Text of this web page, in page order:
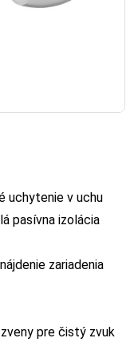
uchytenie v uchu
pasívna izolácia
zariadenia
pre čistý zvuk